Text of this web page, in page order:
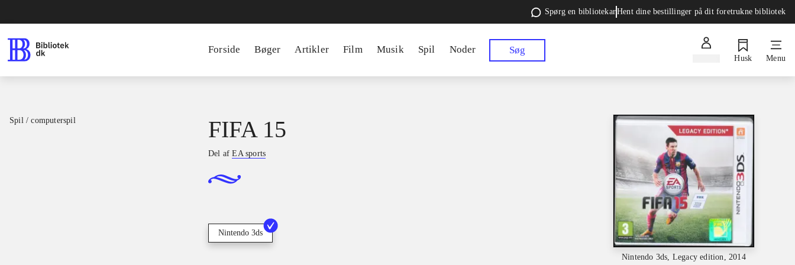
Spørg en bibliotekarHent dine bestillinger på dit foretrukne bibliotek
Forside Bøger Artikler Film Musik Spil Noder Søg
Husk Menu
Spil / computerspil
Nintendo 3ds, Legacy edition, 2014
FIFA 15
Del afEA sports
Nintendo 3ds